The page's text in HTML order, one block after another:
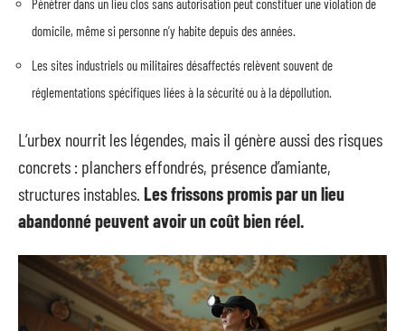
Pénétrer dans un lieu clos sans autorisation peut constituer une violation de
domicile, même si personne n’y habite depuis des années.
Les sites industriels ou militaires désaffectés relèvent souvent de
réglementations spécifiques liées à la sécurité ou à la dépollution.
L’urbex nourrit les légendes, mais il génère aussi des risques
concrets : planchers effondrés, présence d’amiante,
structures instables. Les frissons promis par un lieu
abandonné peuvent avoir un coût bien réel.